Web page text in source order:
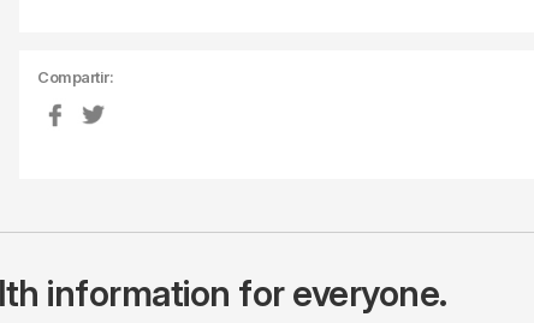
Compartir:
information for everyone.